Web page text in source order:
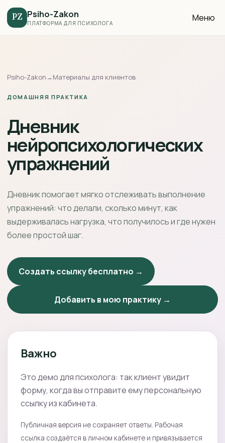
PZ Psiho-Zakon
ПЛАТФОРМА ДЛЯ ПСИХОЛОГА Меню
Psiho-Zakon→Материалы для клиентов
ДОМАШНЯЯ ПРАКТИКА
Дневник
нейропсихологических
упражнений
Дневник помогает мягко отслеживать выполнение
упражнений: что делали, сколько минут, как
выдерживалась нагрузка, что получилось и где нужен
более простой шаг.
Создать ссылку бесплатно →
Добавить в мою практику →
Важно
Это демо для психолога: так клиент увидит
форму, когда вы отправите ему персональную
ссылку из кабинета.
Публичная версия не сохраняет ответы. Рабочая
ссылка создаётся в личном кабинете и привязывается